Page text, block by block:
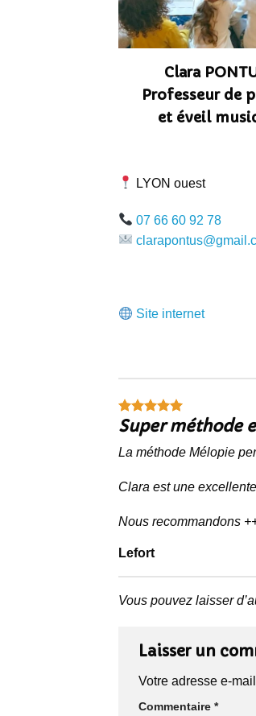
Clara
Professeur de
et éveil
LYON ouest
07 66 60 92 78
Site internet
Super méthode
La méthode Mélopie
Clara est une
Nous recommandons
Lefort
Vous pouvez laisser
Laisser un
Votre adresse e-
Commentaire *